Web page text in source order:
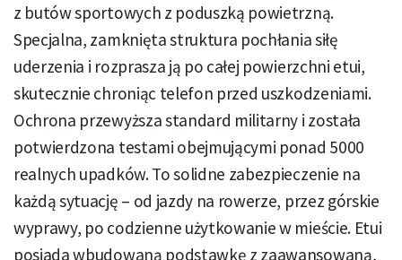
z butów sportowych z poduszką powietrzną.
Specjalna, zamknięta struktura pochłania siłę
uderzenia i rozprasza ją po całej powierzchni etui,
skutecznie chroniąc telefon przed uszkodzeniami.
Ochrona przewyższa standard militarny i została
potwierdzona testami obejmującymi ponad 5000
realnych upadków. To solidne zabezpieczenie na
każdą sytuację – od jazdy na rowerze, przez górskie
wyprawy, po codzienne użytkowanie w mieście. Etui
posiada wbudowaną podstawkę z zaawansowaną,